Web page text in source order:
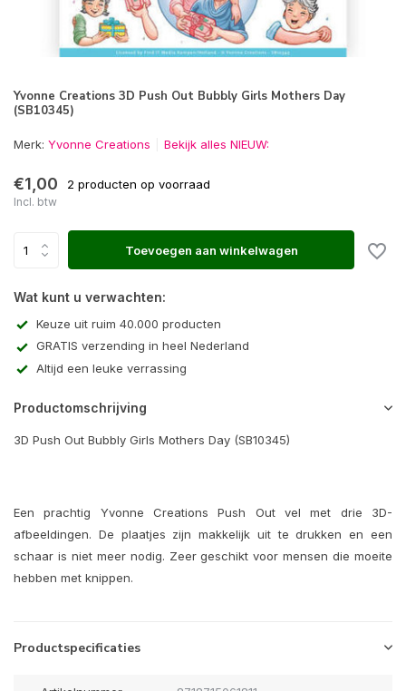
Yvonne Creations 3D Push Out Bubbly Girls Mothers Day
(SB10345)
Merk: Yvonne Creations Bekijk alles NIEUW:
€1,00 2 producten op voorraad
Incl. btw
Toevoegen aan winkelwagen
Wat kunt u verwachten:
Keuze uit ruim 40.000 producten
GRATIS verzending in heel Nederland
Altijd een leuke verrassing
Productomschrijving
3D Push Out Bubbly Girls Mothers Day (SB10345)
Een prachtig Yvonne Creations Push Out vel met drie 3D-
afbeeldingen. De plaatjes zijn makkelijk uit te drukken en een
schaar is niet meer nodig. Zeer geschikt voor mensen die moeite
hebben met knippen.
Productspecificaties